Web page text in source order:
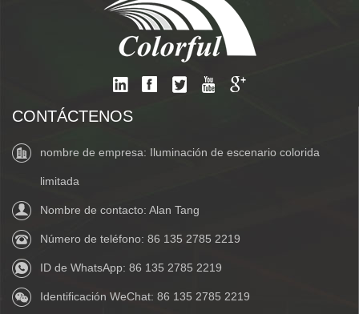
CONTÁCTENOS
nombre de empresa: Iluminación de escenario colorida
limitada
Nombre de contacto: Alan Tang
Número de teléfono: 86 135 2785 2219
ID de WhatsApp: 86 135 2785 2219
Identificación WeChat: 86 135 2785 2219